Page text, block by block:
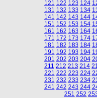
121 122 123 124
131 132 133 134
141 142 143 144
151 152 153 154
161 162 163 164
171 172 173 174
181 182 183 184
191 192 193 194
201 202 203 204
211 212 213 214
221 222 223 224
231 232 233 234
241 242 243 244
251 252